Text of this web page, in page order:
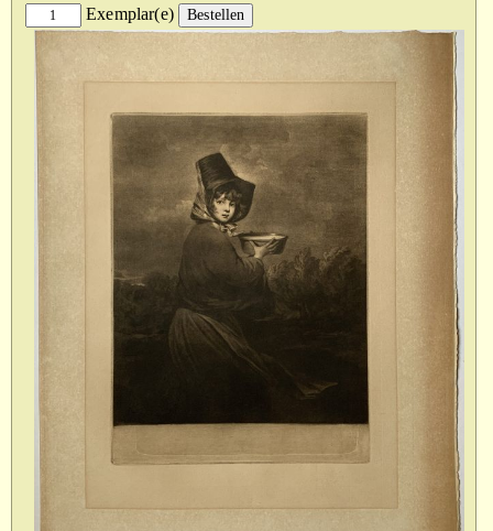
Exemplar(e)